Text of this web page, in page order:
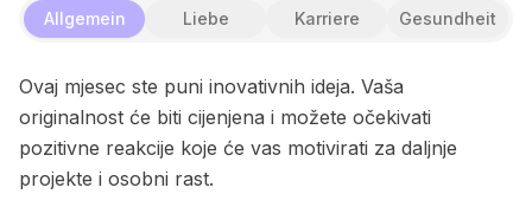
Allgemein Liebe Karriere Gesundheit
Ovaj mjesec ste puni inovativnih ideja. Vaša
originalnost će biti cijenjena i možete očekivati
pozitivne reakcije koje će vas motivirati za daljnje
projekte i osobni rast.